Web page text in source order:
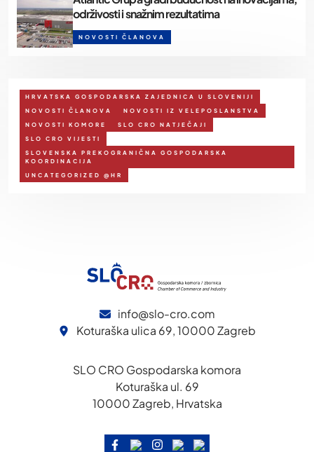
održivosti i snažnim rezultatima
NOVOSTI ČLANOVA
HRVATSKA GOSPODARSKA ZAJEDNICA U SLOVENIJI
NOVOSTI ČLANOVA
NOVOSTI IZ VELEPOSLANSTVA
NOVOSTI KOMORE
SLO CRO NATJEČAJI
SLO CRO VIJESTI
SLOVENSKA PREKOGRANIČNA GOSPODARSKA
KOORDINACIJA
UNCATEGORIZED @HR
info@slo-cro.com
Koturaška ulica 69, 10000 Zagreb
SLO CRO Gospodarska komora
Koturaška ul. 69
10000 Zagreb, Hrvatska